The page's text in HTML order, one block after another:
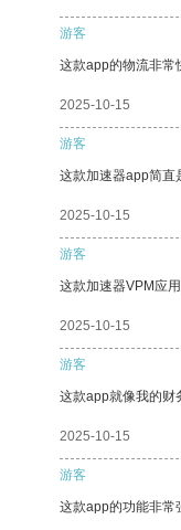
游客
这款app的物流非常
2025-10-15
游客
这款加速器app简直
2025-10-15
游客
这款加速器VPM应
2025-10-15
游客
这款app就像我的财
2025-10-15
游客
这款app的功能非常